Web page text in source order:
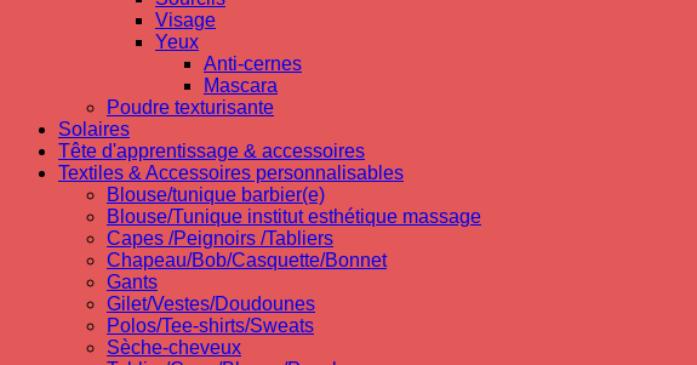
Visage
Yeux
Anti-cernes
Mascara
Poudre texturisante
Solaires
Tête d'apprentissage & accessoires
Textiles & Accessoires personnalisables
Blouse/tunique barbier(e)
Blouse/Tunique institut esthétique massage
Capes /Peignoirs /Tabliers
Chapeau/Bob/Casquette/Bonnet
Gants
Gilet/Vestes/Doudounes
Polos/Tee-shirts/Sweats
Sèche-cheveux